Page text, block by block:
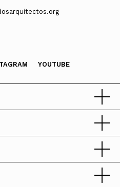
YOUTUBE